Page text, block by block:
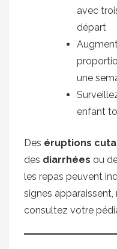
avec
départ
une
enfant
Des éruptions
des diarrhées ou
les repas peuvent
signes
consultez votre